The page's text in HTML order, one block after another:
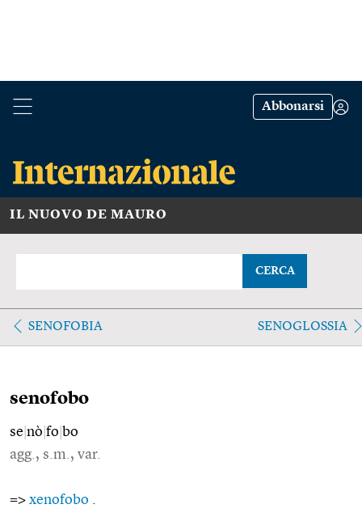
Abbonarsi
IL NUOVO DE MAURO
CERCA
SENOFOBIA SENOGLOSSIA
senofobo
se nò fo bo
agg., s.m., var.
=> xenofobo